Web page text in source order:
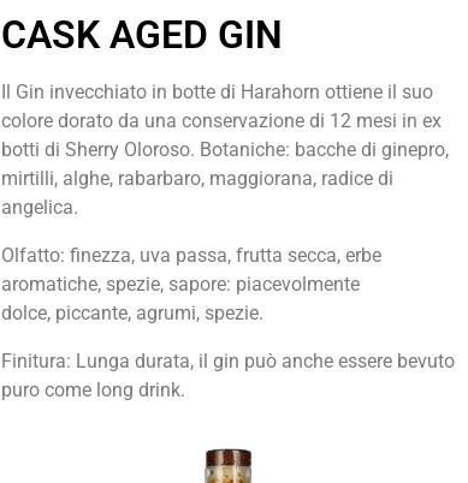
CASK AGED GIN
Il Gin invecchiato in botte di Harahorn ottiene il suo
colore dorato da una conservazione di 12 mesi in ex
botti di Sherry Oloroso. Botaniche: bacche di ginepro,
mirtilli, alghe, rabarbaro, maggiorana, radice di
angelica.
Olfatto: finezza, uva passa, frutta secca, erbe
aromatiche, spezie, sapore: piacevolmente
dolce, piccante, agrumi, spezie.
Finitura: Lunga durata, il gin può anche essere bevuto
puro come long drink.